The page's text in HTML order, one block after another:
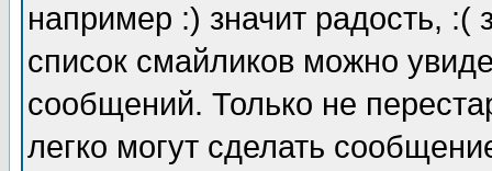
например :) значит радость, :(
список смайликов можно
сообщений. Только не
легко могут сделать